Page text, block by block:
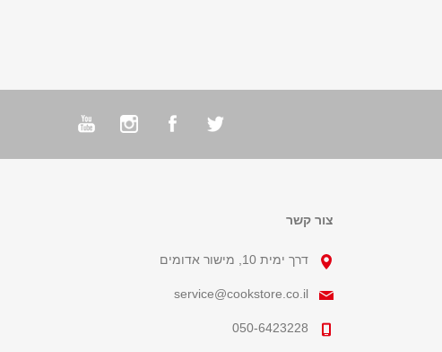
צור קשר
דרך ימית 10, מישור אדומים
service@cookstore.co.il
050-6423228